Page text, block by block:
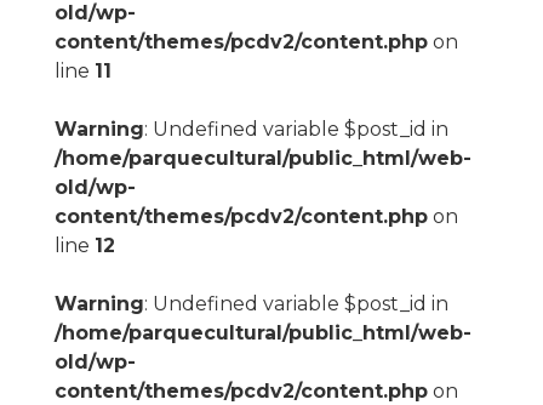
old/wp-
content/themes/pcdv2/content.phpon
line 11
Warning: Undefined variable $post_id in
/home/parquecultural/public_html/web-
old/wp-
content/themes/pcdv2/content.phpon
line 12
Warning: Undefined variable $post_id in
/home/parquecultural/public_html/web-
old/wp-
content/themes/pcdv2/content.phpon